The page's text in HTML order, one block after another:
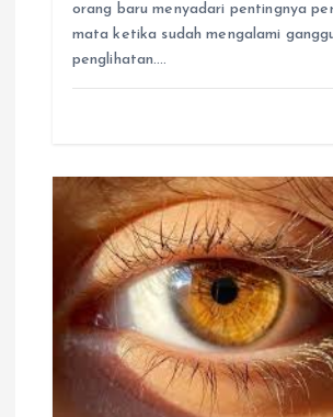
orang baru menyadari pentingnya
mata ketika sudah mengalami
penglihatan.…